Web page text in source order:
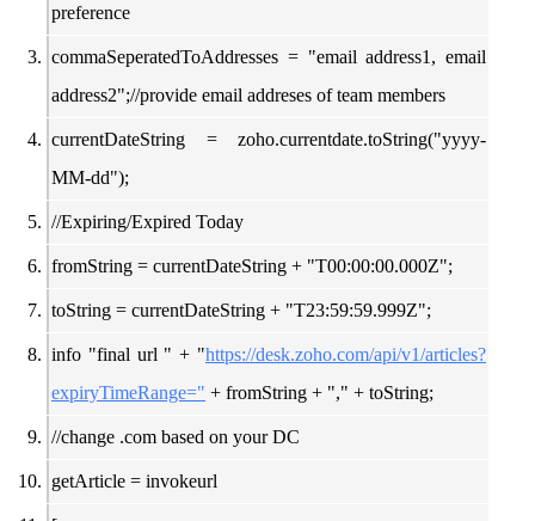
preference
commaSeperatedToAddresses = "email address1, email
address2";//provide email addreses of team members
currentDateString = zoho.currentdate.toString("yyyy-
MM-dd");
//Expiring/Expired Today
fromString = currentDateString + "T00:00:00.000Z";
toString = currentDateString + "T23:59:59.999Z";
info "final url " + "https://desk.zoho.com/api/v1/articles?
expiryTimeRange=" + fromString + "," + toString;
//change .com based on your DC
getArticle = invokeurl